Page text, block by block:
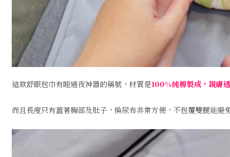
這款舒眠包巾有睡過夜神器的稱號，材質是100%純棉製成，親膚
而且長度只有蓋著胸部及肚子，換尿布非常方便，不包覆雙腿能避